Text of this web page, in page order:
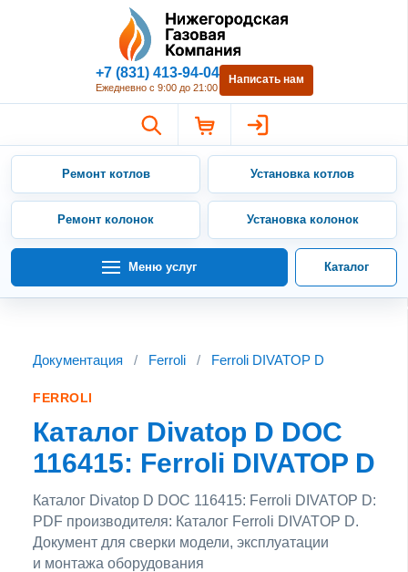
Нижегородская Газовая
+7 (831) 413-94-04
Ежедневно с 9:00 до 21:00
Написать нам
Ремонт котлов Установка котлов
Ремонт колонок Установка колонок
Меню услуг Каталог
Документация / Ferroli / Ferroli DIVATOP D
FERROLI
Каталог Divatop D DOC
116415: Ferroli DIVATOP D
Каталог Divatop D DOC 116415: Ferroli DIVATOP D:
PDF производителя: Каталог Ferroli DIVATOP D.
Документ для сверки модели, эксплуатации
и монтажа оборудования